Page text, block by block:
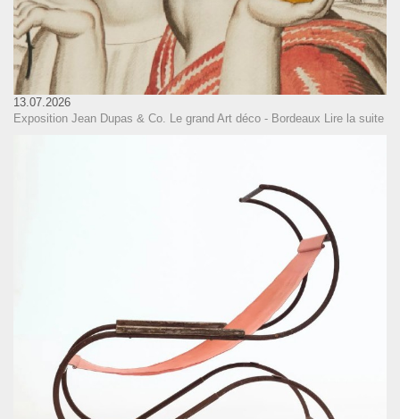
13.07.2026
Exposition Jean Dupas & Co. Le grand Art déco - Bordeaux Lire la suite